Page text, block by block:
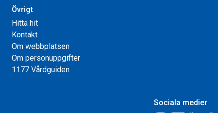
Övrigt
Hitta hit
Kontakt
Om webbplatsen
Om personuppgifter
1177 Vårdguiden
Sociala medier